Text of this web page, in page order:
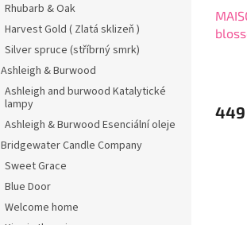
Rhubarb & Oak
Harvest Gold ( Zlatá sklizeň )
Silver spruce (stříbrný smrk)
Ashleigh & Burwood
Ashleigh and burwood Katalytické
lampy
Ashleigh & Burwood Esenciální oleje
Bridgewater Candle Company
Sweet Grace
Blue Door
Welcome home
je
449